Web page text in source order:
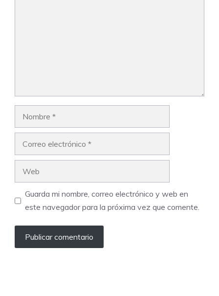
Guarda mi nombre, correo electrónico y web en
este navegador para la próxima vez que comente.